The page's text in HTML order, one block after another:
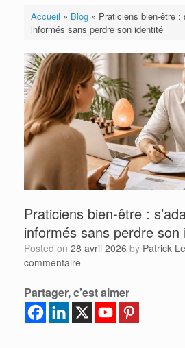
Accueil » Blog» Praticiens bien-être :
informés sans perdre son identité
Praticiens bien-être :
informés sans perdre son
Posted on 28 avril 2026 by Patrick
commentaire
Partager, c'est aimer